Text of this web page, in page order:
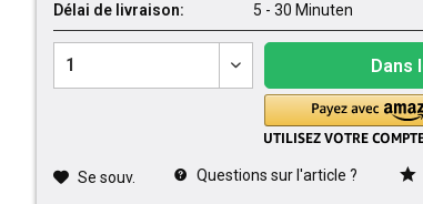
Délai de livraison:
5 - 30 Minuten
Dans
Se souv. Questions sur l'article ?